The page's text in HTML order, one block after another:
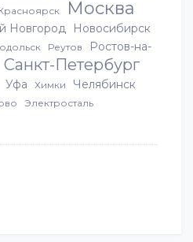
Москва
Новгород Новосибирск
Реутов
Ростов-на-
Санкт-Петербург
Уфа Химки Челябинск
Электросталь